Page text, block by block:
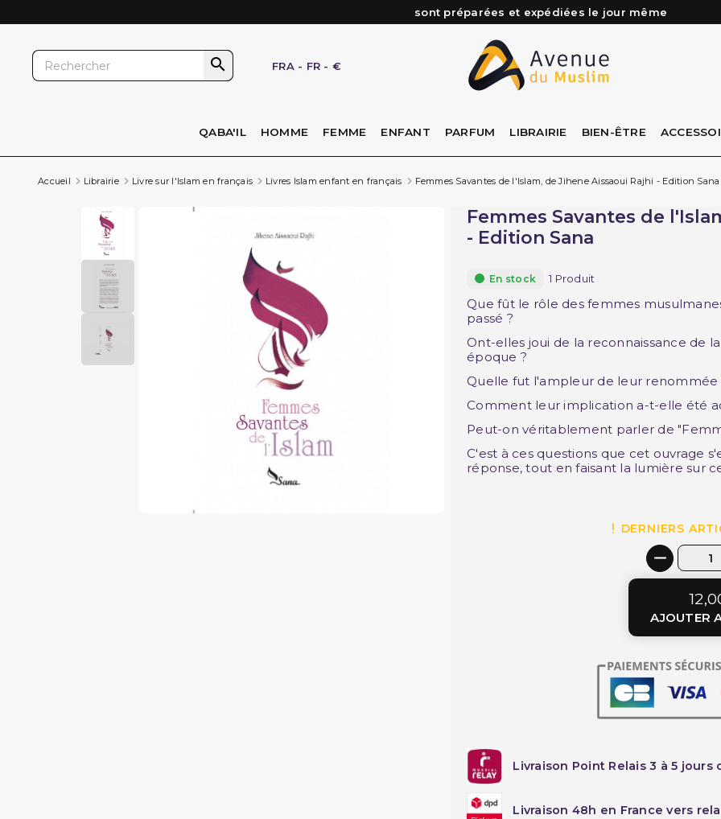
Besoin d'aide ? Retrouvez notre FAQ
Les Commandes passées avant 15h (lun au Vend)
sont préparées et expédiées le jour même
 FRA - FR - €
QABA'IL HOMME FEMME ENFANT PARFUM LIBRAIRIE BIEN-ÊTRE
Accueil Librairie Livre sur l'Islam en français Livres Islam enfant en français Femmes Savantes de l'Islam, de Jihene Aissaoui Rajhi - Edition Sana
Femmes Savantes de
- Edition Sana
En stock 1 Produit
Que fût le rôle des femmes
passé ?
Ont-elles joui de la reconnaissance de
époque ?
Quelle fut l'ampleur de leur renommée
Comment leur implication a-t-elle été
Peut-on véritablement parler de
C'est à ces questions que cet ouvrage
réponse, tout en faisant la lumière sur
DERNIERS
AJOUTER
Livraison Point Relais 3 à 5 jours
Livraison 48h en France vers